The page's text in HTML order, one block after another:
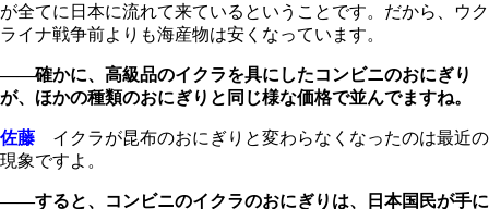
が全てに日本に流れて来ているということです。だから、ウク
ライナ戦争前よりも海産物は安くなっています。
――確かに、高級品のイクラを具にしたコンビニのおにぎり
が、ほかの種類のおにぎりと同じ様な価格で並んでますね。
佐藤 イクラが昆布のおにぎりと変わらなくなったのは最近の
現象ですよ。
――すると、コンビニのイクラのおにぎりは、日本国民が手に